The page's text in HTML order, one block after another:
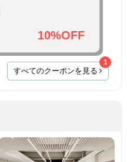
10%OFF
すべてのクーポンを見る
1